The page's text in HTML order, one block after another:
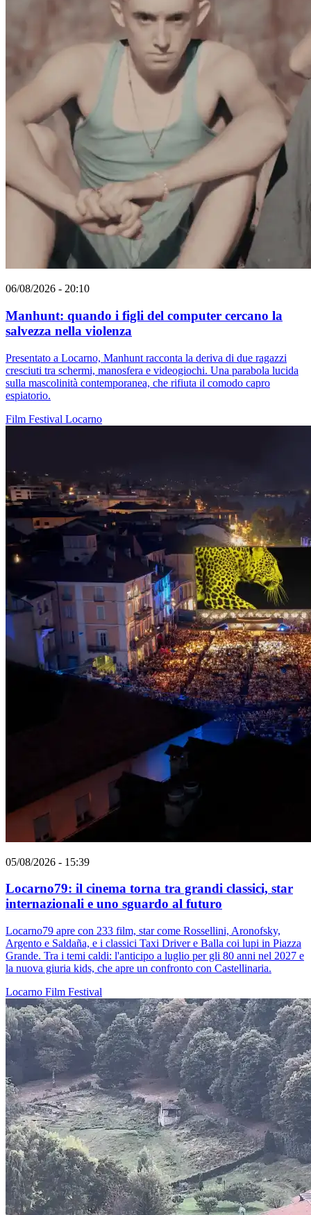
06/08/2026 - 20:10
Manhunt: quando i figli del computer cercano la
salvezza nella violenza
Presentato a Locarno, Manhunt racconta la deriva di due ragazzi
cresciuti tra schermi, manosfera e videogiochi. Una parabola lucida
sulla mascolinità contemporanea, che rifiuta il comodo capro
espiatorio.
Film Festival Locarno
05/08/2026 - 15:39
Locarno79: il cinema torna tra grandi classici, star
internazionali e uno sguardo al futuro
Locarno79 apre con 233 film, star come Rossellini, Aronofsky,
Argento e Saldaña, e i classici Taxi Driver e Balla coi lupi in Piazza
Grande. Tra i temi caldi: l'anticipo a luglio per gli 80 anni nel 2027 e
la nuova giuria kids, che apre un confronto con Castellinaria.
Locarno Film Festival